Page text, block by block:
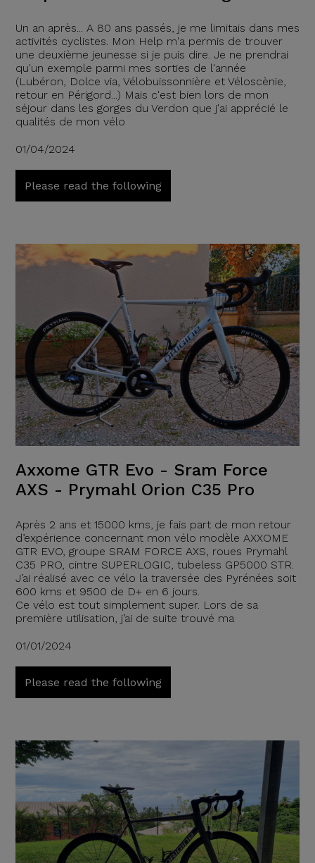
Un an après... A 80 ans passés, je me limitais dans mes
activités cyclistes. Mon Help m'a permis de trouver
une deuxième jeunesse si je puis dire. Je ne prendrai
qu'un exemple parmi mes sorties de l'année
(Lubéron, Dolce via, Vélobuissonnière et Véloscènie,
retour en Périgord...) Mais c'est bien lors de mon
séjour dans les gorges du Verdon que j'ai apprécié le
qualités de mon vélo
01/04/2024
Please read the following
Axxome GTR Evo - Sram Force
AXS - Prymahl Orion C35 Pro
Après 2 ans et 15000 kms, je fais part de mon retour
d’expérience concernant mon vélo modèle AXXOME
GTR EVO, groupe SRAM FORCE AXS, roues Prymahl
C35 PRO, cintre SUPERLOGIC, tubeless GP5000 STR.
J’ai réalisé avec ce vélo la traversée des Pyrénées soit
600 kms et 9500 de D+ en 6 jours.
Ce vélo est tout simplement super. Lors de sa
première utilisation, j’ai de suite trouvé ma
01/01/2024
Please read the following